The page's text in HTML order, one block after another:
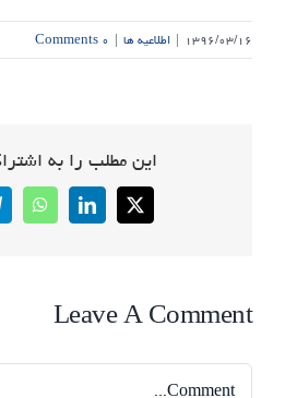
۱۳۹۶/۰۳/۱۶ | اطلاعیه ها | ۰ Comments
این مطلب را به
X
LinkedIn
Leave A Comment